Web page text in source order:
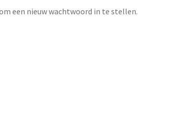
een nieuw wachtwoord in te stellen.